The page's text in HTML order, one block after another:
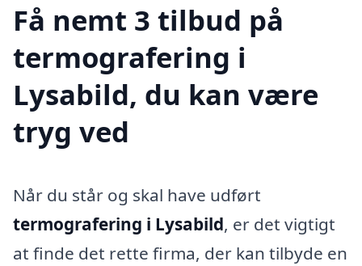
Få nemt 3 tilbud på
termografering i
Lysabild, du kan være
tryg ved
Når du står og skal have udført
termografering i Lysabild, er det vigtigt
at finde det rette firma, der kan tilbyde en